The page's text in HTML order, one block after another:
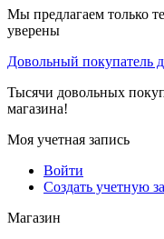
Мы предлагаем только
уверены
Довольный покупатель
Тысячи довольных
магазина!
Моя учетная запись
Войти
Создать учетную
Магазин